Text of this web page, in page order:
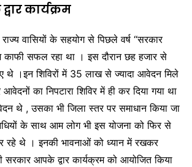
कार्यक्रम
वासियों के सहयोग से पिछले वर्ष “सरकार
काफी सफल रहा था । इस दौरान छह हजार से
थे ।इन शिविरों में 35 लाख से ज्यादा आवेदन मिले
का निपटारा शिविर में ही कर दिया गया था
थे , उसका भी जिला स्तर पर समाधान किया जा
के साथ आम लोग भी इस योजना को फिर से
रहे थे । इनकी भावनाओं को ध्यान में रखकर
आपके द्वार कार्यक्रम को आयोजित किया